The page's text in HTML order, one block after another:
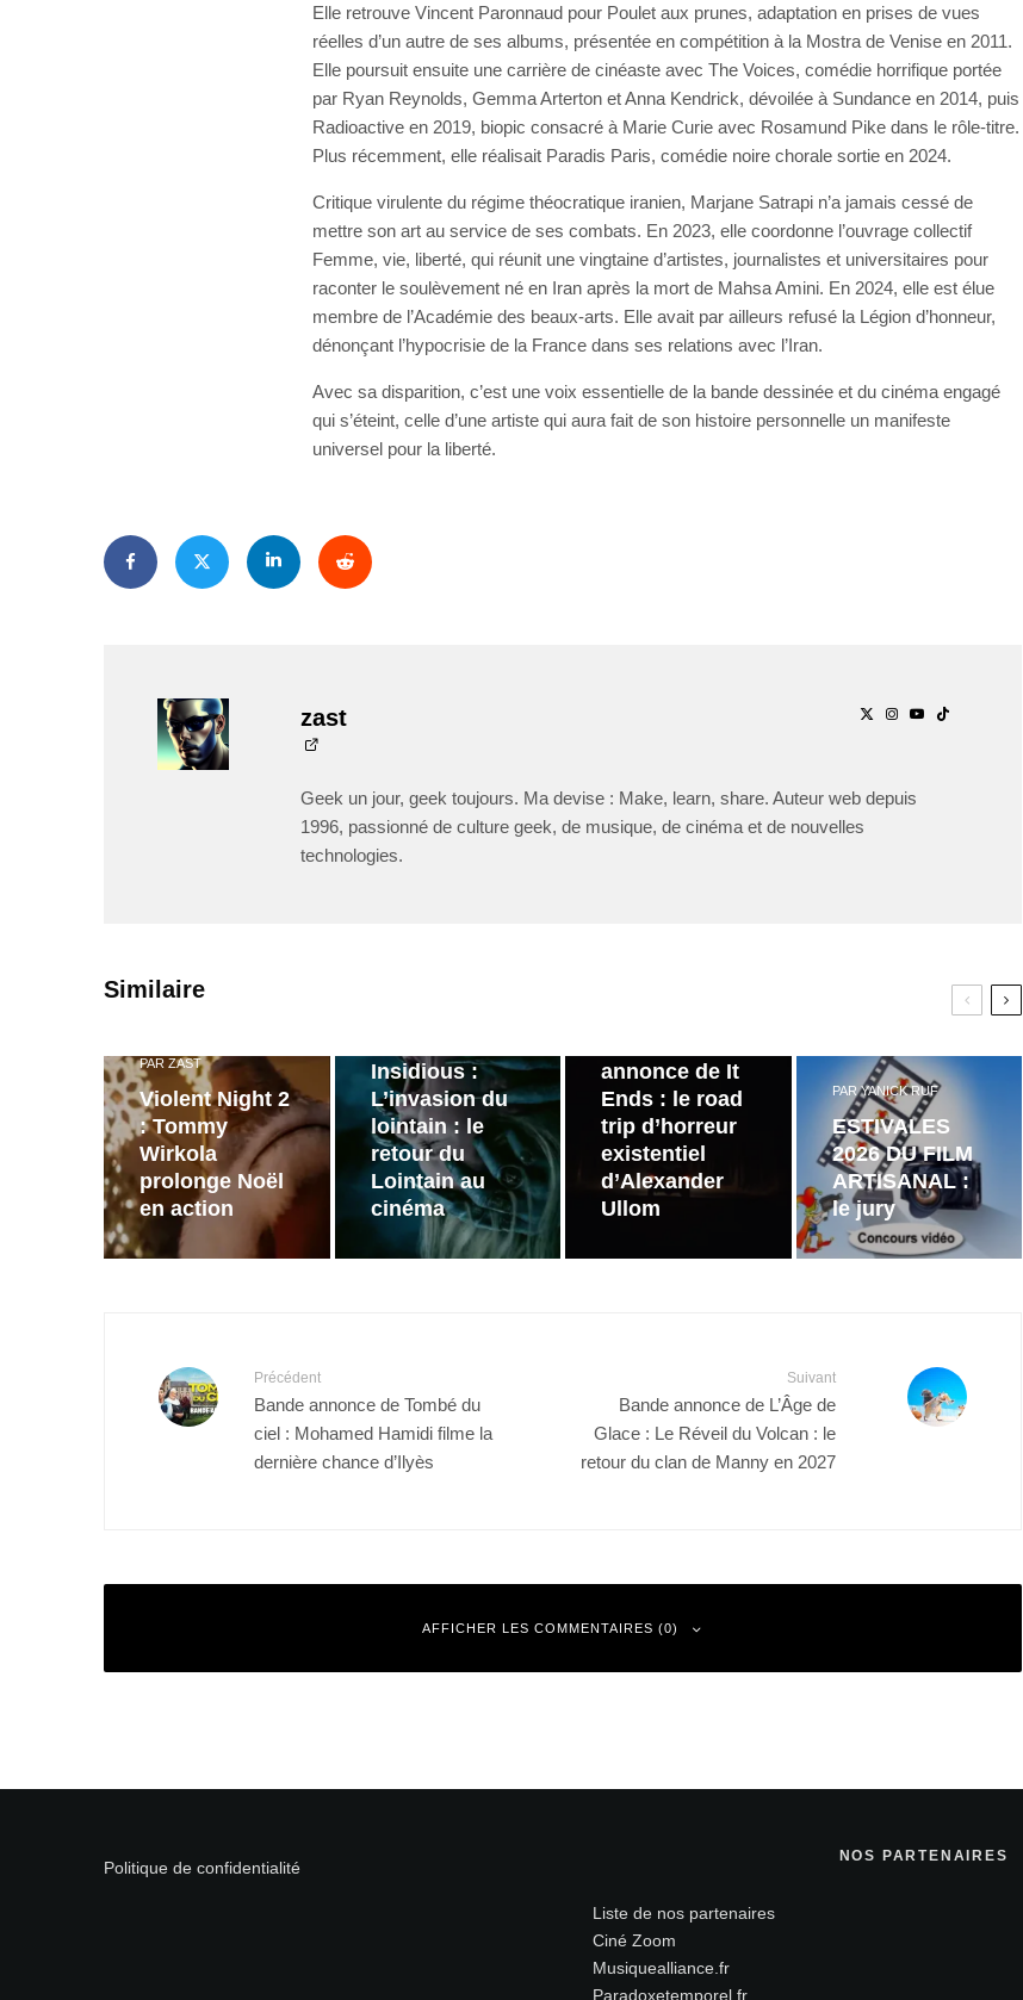
Elle retrouve Vincent Paronnaud pour Poulet aux prunes, adaptation en prises de vues
réelles d’un autre de ses albums, présentée en compétition à la Mostra de Venise en 2011.
Elle poursuit ensuite une carrière de cinéaste avec The Voices, comédie horrifique portée
par Ryan Reynolds, Gemma Arterton et Anna Kendrick, dévoilée à Sundance en 2014, puis
Radioactive en 2019, biopic consacré à Marie Curie avec Rosamund Pike dans le rôle-titre.
Plus récemment, elle réalisait Paradis Paris, comédie noire chorale sortie en 2024.
Critique virulente du régime théocratique iranien, Marjane Satrapi n’a jamais cessé de
mettre son art au service de ses combats. En 2023, elle coordonne l’ouvrage collectif
Femme, vie, liberté, qui réunit une vingtaine d’artistes, journalistes et universitaires pour
raconter le soulèvement né en Iran après la mort de Mahsa Amini. En 2024, elle est élue
membre de l’Académie des beaux-arts. Elle avait par ailleurs refusé la Légion d’honneur,
dénonçant l’hypocrisie de la France dans ses relations avec l’Iran.
Avec sa disparition, c’est une voix essentielle de la bande dessinée et du cinéma engagé
qui s’éteint, celle d’une artiste qui aura fait de son histoire personnelle un manifeste
universel pour la liberté.
zast
Geek un jour, geek toujours. Ma devise : Make, learn, share. Auteur web depuis
1996, passionné de culture geek, de musique, de cinéma et de nouvelles
technologies.
Similaire
PAR ZAST
Violent Night 2
: Tommy
Wirkola
prolonge Noël
en action
Insidious :
L’invasion du
lointain : le
retour du
Lointain au
cinéma
annonce de It
Ends : le road
trip d’horreur
existentiel
d’Alexander
Ullom
PARYANICK RUF
ESTIVALES
2026 DU FILM
ARTISANAL :
le jury
Précédent
Bande annonce de Tombé du
ciel : Mohamed Hamidi filme la
dernière chance d’Ilyès
Suivant
Bande annonce de L’Âge de
Glace : Le Réveil du Volcan : le
retour du clan de Manny en 2027
AFFICHER LES COMMENTAIRES (0)
Politique de confidentialité
NOS PARTENAIRES
Liste de nos partenaires
Ciné Zoom
Musiquealliance.fr
Paradoxetemporel.fr